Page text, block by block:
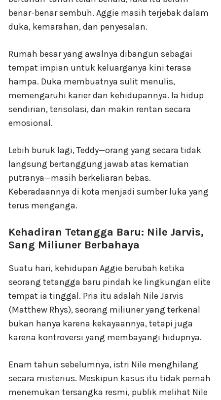
benar-benar sembuh. Aggie masih terjebak dalam
duka, kemarahan, dan penyesalan.
Rumah besar yang awalnya dibangun sebagai
tempat impian untuk keluarganya kini terasa
hampa. Duka membuatnya sulit menulis,
memengaruhi karier dan kehidupannya. Ia hidup
sendirian, terisolasi, dan makin rentan secara
emosional.
Lebih buruk lagi, Teddy—orang yang secara tidak
langsung bertanggung jawab atas kematian
putranya—masih berkeliaran bebas.
Keberadaannya di kota menjadi sumber luka yang
terus menganga.
Kehadiran Tetangga Baru: Nile Jarvis,
Sang Miliuner Berbahaya
Suatu hari, kehidupan Aggie berubah ketika
seorang tetangga baru pindah ke lingkungan elite
tempat ia tinggal. Pria itu adalah Nile Jarvis
(Matthew Rhys), seorang miliuner yang terkenal
bukan hanya karena kekayaannya, tetapi juga
karena kontroversi yang membayangi hidupnya.
Enam tahun sebelumnya, istri Nile menghilang
secara misterius. Meskipun kasus itu tidak pernah
menemukan tersangka resmi, publik melihat Nile